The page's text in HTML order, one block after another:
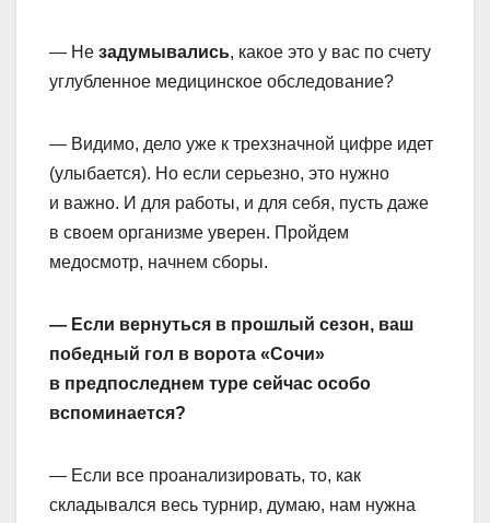
— Не задумывались, какое это у вас по счету
углубленное медицинское обследование?
— Видимо, дело уже к трехзначной цифре идет
(улыбается). Но если серьезно, это нужно
и важно. И для работы, и для себя, пусть даже
в своем организме уверен. Пройдем
медосмотр, начнем сборы.
— Если вернуться в прошлый сезон, ваш
победный гол в ворота «Сочи»
в предпоследнем туре сейчас особо
вспоминается?
— Если все проанализировать, то, как
складывался весь турнир, думаю, нам нужна